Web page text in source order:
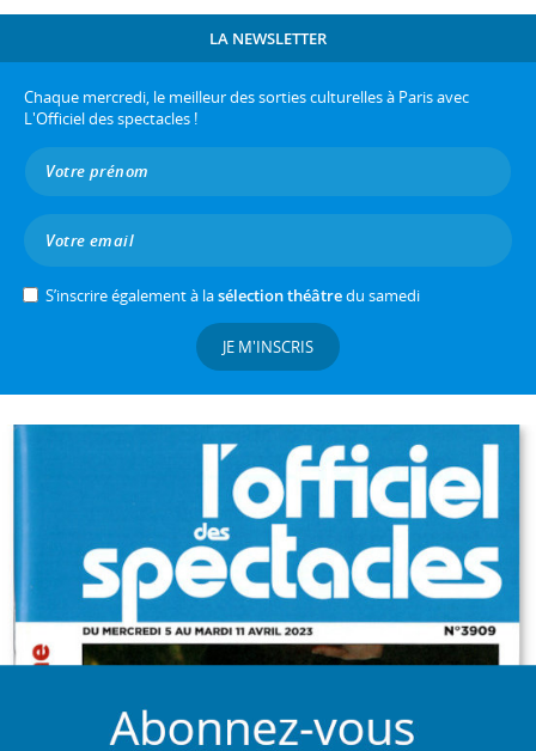
LA NEWSLETTER
Chaque mercredi, le meilleur des sorties culturelles à Paris avec
L'Officiel des spectacles !
S’inscrire également à lasélection théâtredu samedi
JE M'INSCRIS